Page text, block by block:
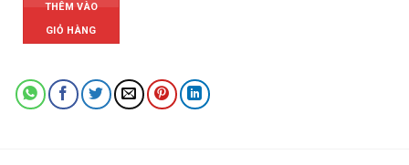
THÊM VÀO
GIỎ HÀNG